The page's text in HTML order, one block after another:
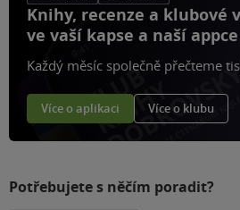
Knihy, recenze a klubové
ve vaší kapse a naší
Každý měsíc společně přečteme
Více o aplikaci Více o klubu
Potřebujete s něčím poradit?